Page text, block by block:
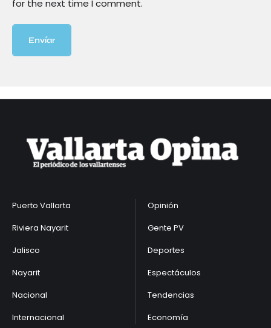
for the next time I comment.
Envíar
Puerto Vallarta
Riviera Nayarit
Jalisco
Nayarit
Nacional
Internacional
Opinión
Gente PV
Deportes
Espectáculos
Tendencias
Economía